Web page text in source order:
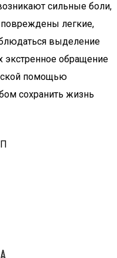
сильные боли,
повреждены легкие,
выделение
экстренное обращение
помощью
сохранить жизнь